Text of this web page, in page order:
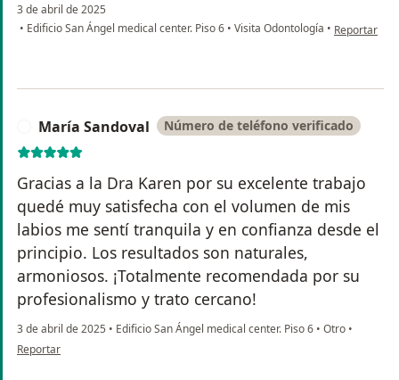
3 de abril de 2025
• Edificio San Ángel medical center. Piso 6 • Visita Odontología • en opinión
Reportar
María Sandoval Número de teléfono verificado
Gracias a la Dra Karen por su excelente trabajo
quedé muy satisfecha con el volumen de mis
labios me sentí tranquila y en confianza desde el
principio. Los resultados son naturales,
armoniosos. ¡Totalmente recomendada por su
profesionalismo y trato cercano!
3 de abril de 2025 • Edificio San Ángel medical center. Piso 6 • Otro •
en opinión del usuario María Sandoval
Reportar